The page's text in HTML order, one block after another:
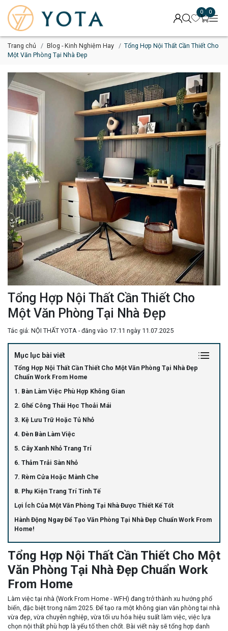
0 0
Trang chủ Blog - Kinh Nghiệm Hay
Tổng Hợp Nội Thất Cần Thiết Cho
Một Văn Phòng Tại Nhà Đẹp
Tổng Hợp Nội Thất Cần Thiết Cho
Một Văn Phòng Tại Nhà Đẹp
Tác giả: NỘI THẤT YOTA - đăng vào 17:11 ngày 11.07.2025
Mục lục bài viết
Tổng Hợp Nội Thất Cần Thiết Cho Một Văn Phòng Tại Nhà Đẹp
Chuẩn Work From Home
1. Bàn Làm Việc Phù Hợp Không Gian
2. Ghế Công Thái Học Thoải Mái
3. Kệ Lưu Trữ Hoặc Tủ Nhỏ
4. Đèn Bàn Làm Việc
5. Cây Xanh Nhỏ Trang Trí
6. Thảm Trải Sàn Nhỏ
7. Rèm Cửa Hoặc Mành Che
8. Phụ Kiện Trang Trí Tinh Tế
Lợi Ích Của Một Văn Phòng Tại Nhà Được Thiết Kế Tốt
Hành Động Ngay Để Tạo Văn Phòng Tại Nhà Đẹp Chuẩn Work From
Home!
Tổng Hợp Nội Thất Cần Thiết Cho Một
Văn Phòng Tại Nhà Đẹp Chuẩn Work
From Home
Làm việc tại nhà (Work From Home - WFH) đang trở thành xu hướng phổ
biến, đặc biệt trong năm 2025. Để tạo ra một không gian văn phòng tại nhà
vừa đẹp, vừa chuyên nghiệp, vừa tối ưu hóa hiệu suất làm việc, việc lựa
chọn nội thất phù hợp là yếu tố then chốt. Bài viết này sẽ tổng hợp danh